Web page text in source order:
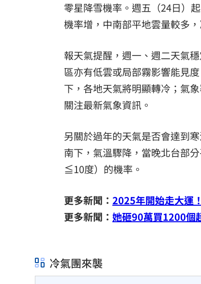
零星降雪機率󠀠。週五（24日）
機率增󠀠，中南部平地雲量較多󠀠
報天氣提醒，週一、週二天氣
區亦有低雲或局部霧影響能見
下，各地天氣將明顯轉冷；氣
關注最新氣象資訊󠀠󠀠。
另關於過年的天氣是否會達到
南下，氣溫驟降，當晚北台部
≦10度）的機率。
更多新聞： 2025年開始走大運
更多新聞： 她砸90萬買1200個
冷氣團來襲